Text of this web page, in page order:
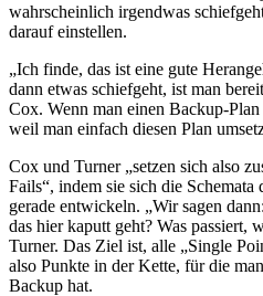
wahrscheinlich irgendwas
darauf einstellen.
„Ich finde, das ist eine gute
dann etwas schiefgeht, ist man
Cox. Wenn man einen Backup-
weil man einfach diesen Plan
Cox und Turner „setzen sich also
Fails“, indem sie sich die Schemata
gerade entwickeln. „Wir sagen
das hier kaputt geht? Was passiert,
Turner. Das Ziel ist, alle „Single
also Punkte in der Kette, für die
Backup hat.